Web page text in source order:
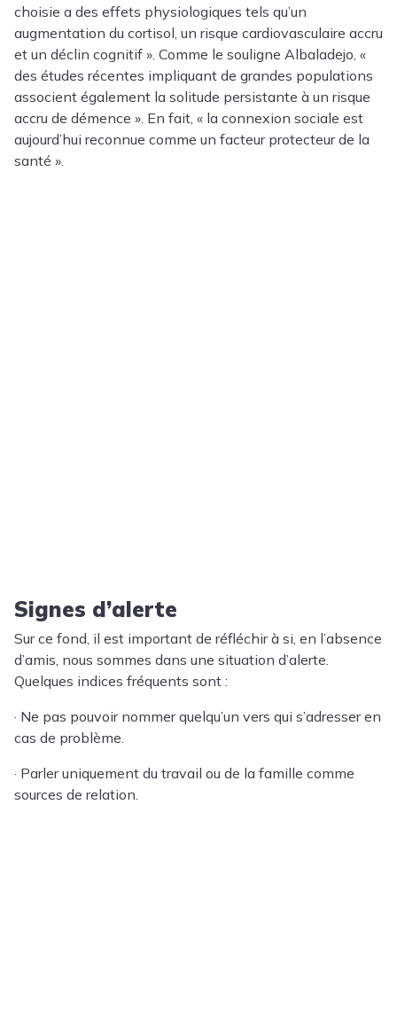
choisie a des effets physiologiques tels qu’un
augmentation du cortisol, un risque cardiovasculaire accru
et un déclin cognitif ». Comme le souligne Albaladejo, «
des études récentes impliquant de grandes populations
associent également la solitude persistante à un risque
accru de démence ». En fait, « la connexion sociale est
aujourd’hui reconnue comme un facteur protecteur de la
santé ».
Signes d’alerte
Sur ce fond, il est important de réfléchir à si, en l’absence
d’amis, nous sommes dans une situation d’alerte.
Quelques indices fréquents sont :
· Ne pas pouvoir nommer quelqu’un vers qui s’adresser en
cas de problème.
· Parler uniquement du travail ou de la famille comme
sources de relation.